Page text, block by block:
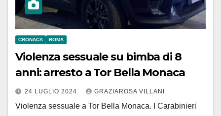
CRONACA ROMA
Violenza sessuale su bimba di 8
anni: arresto a Tor Bella Monaca
24 LUGLIO 2024 GRAZIAROSA VILLANI
Violenza sessuale a Tor Bella Monaca. I Carabinieri